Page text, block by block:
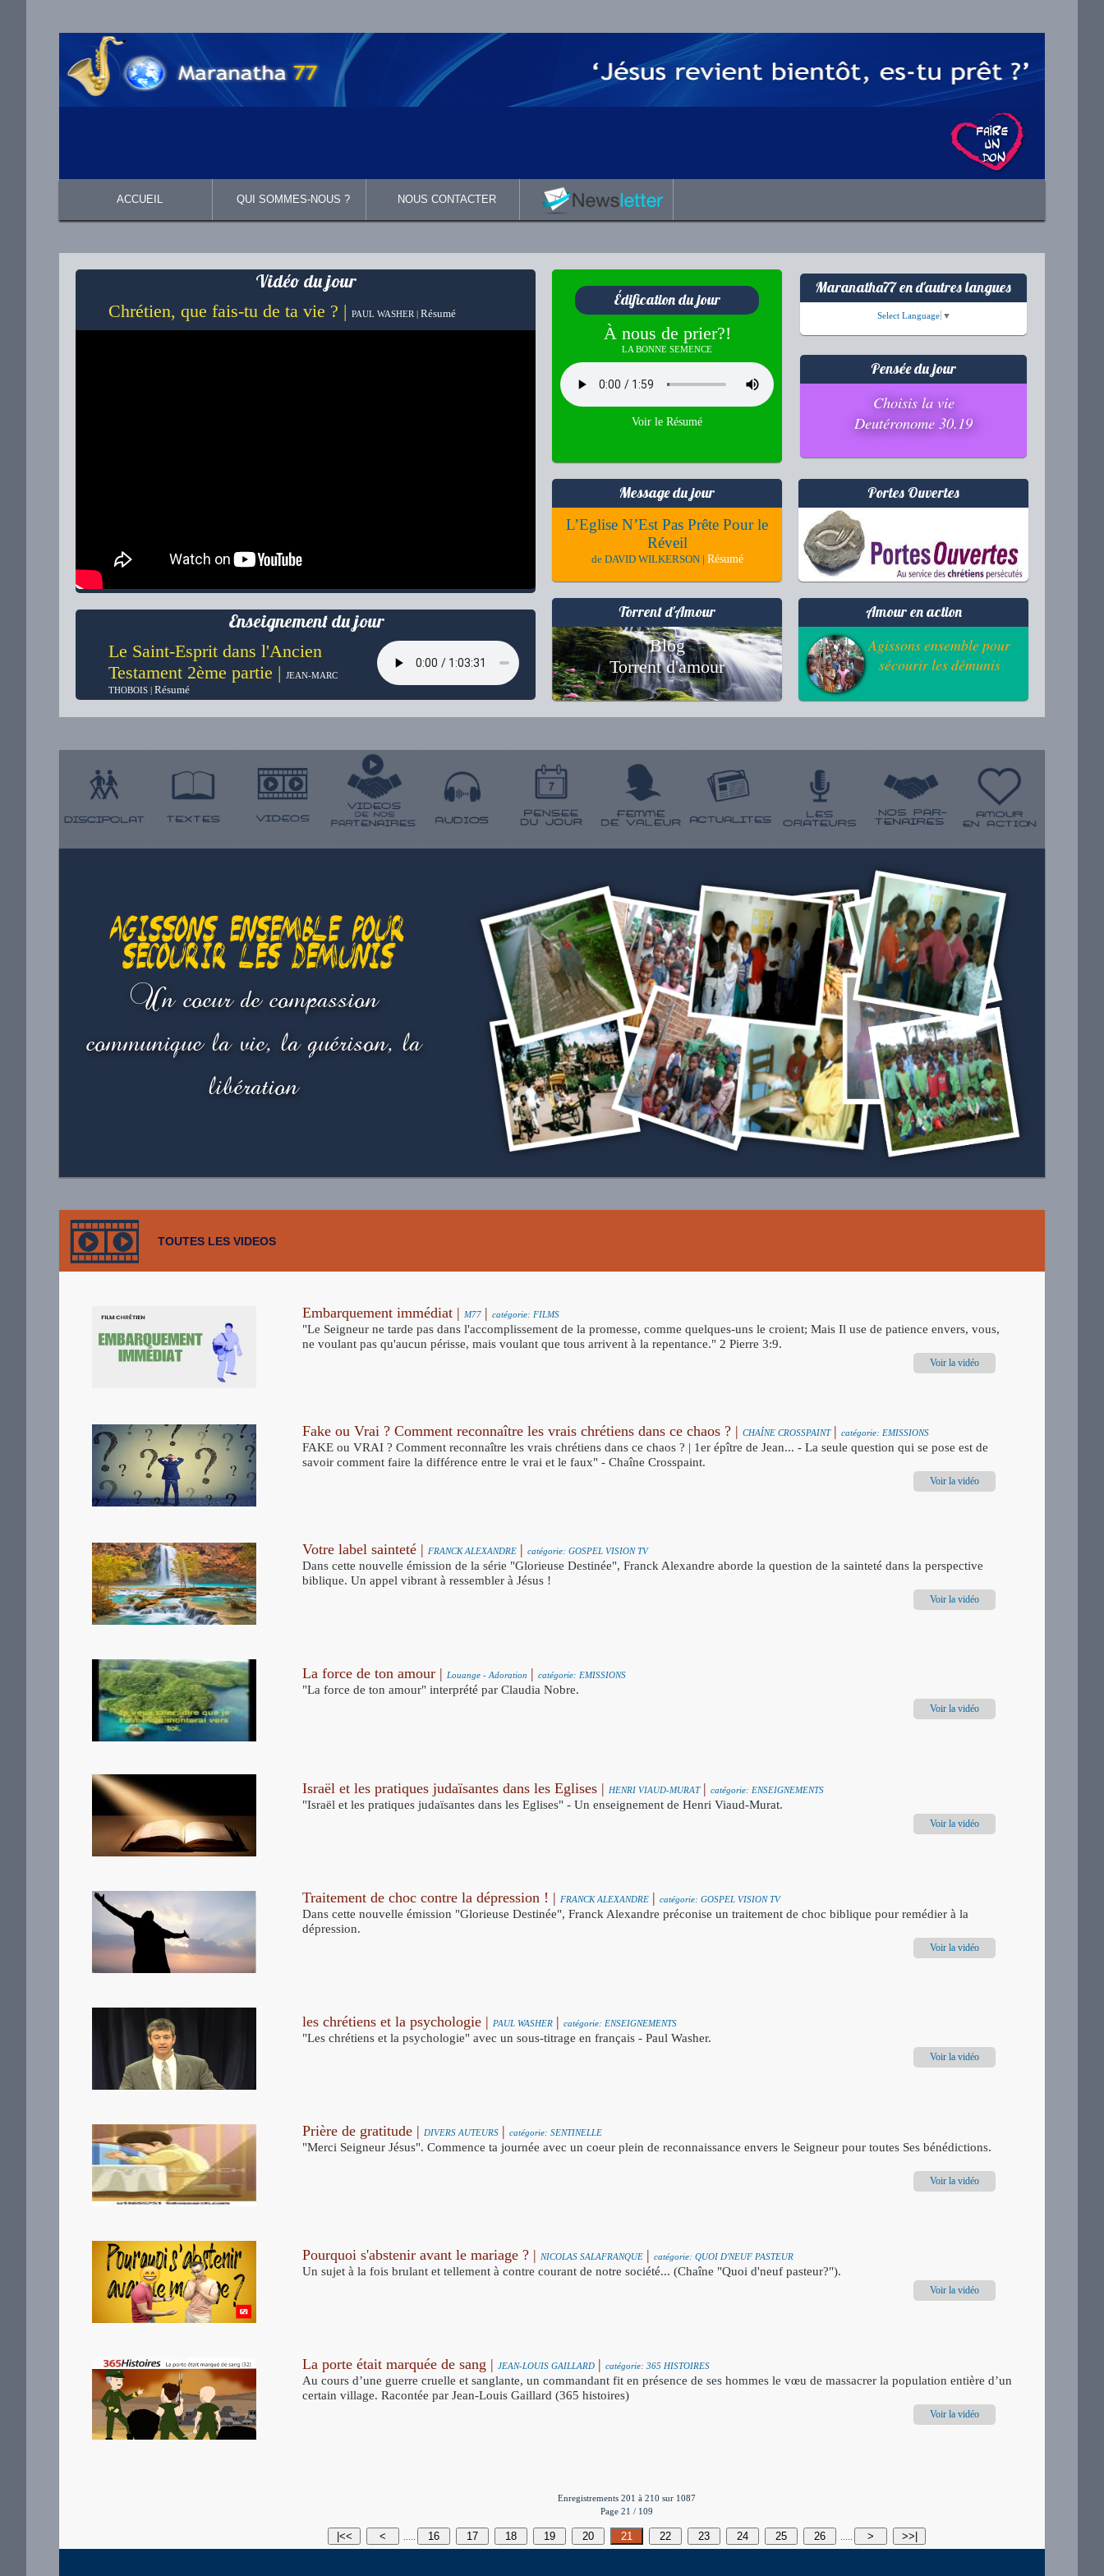
ACCUEIL QUI SOMMES-NOUS ? NOUS CONTACTER
Vidéo du jour
Chrétien, que fais-tu de ta vie ? | PAUL WASHER | Résumé
Enseignement du jour
Le Saint-Esprit dans l'Ancien
Testament 2ème partie | JEAN-MARC
THOBOIS | Résumé
Édification du jour
À nous de prier?!
LA BONNE SEMENCE
Voir le Résumé
Maranatha77 en d'autres langues
Select Language ▼
Pensée du jour
Choisis la vie
Deutéronome 30.19
Message du jour
L’Eglise N’Est Pas Prête Pour le
Réveil
de DAVID WILKERSON | Résumé
Portes Ouvertes
Torrent d'Amour
Blog
Torrent d'amour
Amour en action
Agissons ensemble pour
sécourir les démunis
TOUTES LES VIDEOS
Embarquement immédiat | M77 | catégorie: FILMS
"Le Seigneur ne tarde pas dans l'accomplissement de la promesse, comme quelques-uns le croient; Mais Il use de patience envers, vous,
ne voulant pas qu'aucun périsse, mais voulant que tous arrivent à la repentance." 2 Pierre 3:9.
Voir la vidéo
Fake ou Vrai ? Comment reconnaître les vrais chrétiens dans ce chaos ? | CHAÎNE CROSSPAINT | catégorie: EMISSIONS
FAKE ou VRAI ? Comment reconnaître les vrais chrétiens dans ce chaos ? | 1er épître de Jean... - La seule question qui se pose est de
savoir comment faire la différence entre le vrai et le faux" - Chaîne Crosspaint.
Voir la vidéo
Votre label sainteté | FRANCK ALEXANDRE | catégorie: GOSPEL VISION TV
Dans cette nouvelle émission de la série "Glorieuse Destinée", Franck Alexandre aborde la question de la sainteté dans la perspective
biblique. Un appel vibrant à ressembler à Jésus !
Voir la vidéo
La force de ton amour | Louange - Adoration | catégorie: EMISSIONS
"La force de ton amour" interprété par Claudia Nobre.
Voir la vidéo
Israël et les pratiques judaïsantes dans les Eglises | HENRI VIAUD-MURAT | catégorie: ENSEIGNEMENTS
"Israël et les pratiques judaïsantes dans les Eglises" - Un enseignement de Henri Viaud-Murat.
Voir la vidéo
Traitement de choc contre la dépression ! | FRANCK ALEXANDRE | catégorie: GOSPEL VISION TV
Dans cette nouvelle émission "Glorieuse Destinée", Franck Alexandre préconise un traitement de choc biblique pour remédier à la
dépression.
Voir la vidéo
les chrétiens et la psychologie | PAUL WASHER | catégorie: ENSEIGNEMENTS
"Les chrétiens et la psychologie" avec un sous-titrage en français - Paul Washer.
Voir la vidéo
Prière de gratitude | DIVERS AUTEURS | catégorie: SENTINELLE
"Merci Seigneur Jésus". Commence ta journée avec un coeur plein de reconnaissance envers le Seigneur pour toutes Ses bénédictions.
Voir la vidéo
Pourquoi s'abstenir avant le mariage ? | NICOLAS SALAFRANQUE | catégorie: QUOI D'NEUF PASTEUR
Un sujet à la fois brulant et tellement à contre courant de notre société... (Chaîne "Quoi d'neuf pasteur?").
Voir la vidéo
La porte était marquée de sang | JEAN-LOUIS GAILLARD | catégorie: 365 HISTOIRES
Au cours d’une guerre cruelle et sanglante, un commandant fit en présence de ses hommes le vœu de massacrer la population entière d’un
certain village. Racontée par Jean-Louis Gaillard (365 histoires)
Voir la vidéo
Enregistrements 201 à 210 sur 1087
Page 21 / 109
|<< < 16 17 18 19 20 21 22 23 24 25 26 > >>|